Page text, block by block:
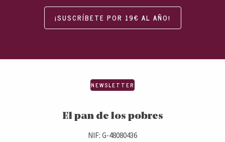
¡SUSCRÍBETE POR 19€ AL AÑO!
El pan de los pobres
NIF: G-48080436
NEWSLETTER